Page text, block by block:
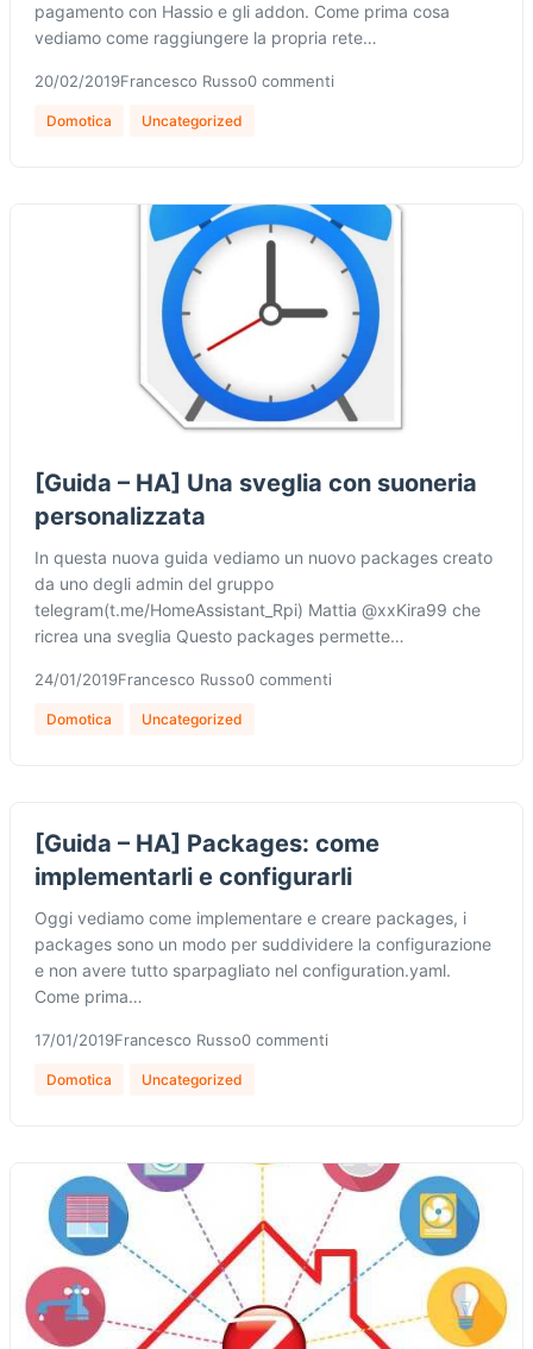
pagamento con Hassio e gli addon. Come prima cosa
vediamo come raggiungere la propria rete…
20/02/2019Francesco Russo0 commenti
Domotica Uncategorized
[Guida – HA] Una sveglia con suoneria
personalizzata
In questa nuova guida vediamo un nuovo packages creato
da uno degli admin del gruppo
telegram(t.me/HomeAssistant_Rpi) Mattia @xxKira99 che
ricrea una sveglia Questo packages permette…
24/01/2019Francesco Russo0 commenti
Domotica Uncategorized
[Guida – HA] Packages: come
implementarli e configurarli
Oggi vediamo come implementare e creare packages, i
packages sono un modo per suddividere la configurazione
e non avere tutto sparpagliato nel configuration.yaml.
Come prima…
17/01/2019Francesco Russo0 commenti
Domotica Uncategorized